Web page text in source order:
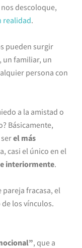
descoloque,
realidad.
pueden surgir
un familiar, un
persona con
a la amistad o
Básicamente,
el más
casi el único en el
interiormente.
fracasa, el
los vínculos.
, que a